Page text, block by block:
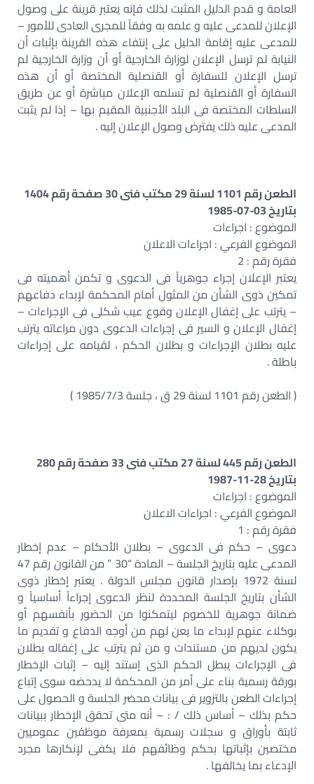
العامة و قدم الدليل المثبت لذلك فإنه يعتبر قرينة على وصول
الإعلان للمدعى عليه و علمه به وفقاً للمجرى العادى للأمور –
للمدعى عليه إقامة الدليل على إنتفاء هذه القرينة بإثبات أن
النيابة لم ترسل الإعلان لوزارة الخارجية أو أن وزارة الخارجية لم
ترسل الإعلان للسفارة أو القنصلية المختصة أو أن هذه
السفارة أو القنصلية لم تسلمه الإعلان مباشرة أو عن طريق
السلطات المختصة فى البلد الأجنبية المقيم بها – إذا لم يثبت
المدعى عليه ذلك يفترض وصول الإعلان إليه .
الطعن رقم 1101 لسنة 29 مكتب فنى 30 صفحة رقم 1404
بتاريخ 03-07-1985
الموضوع : اجراءات
الموضوع الفرعي : اجراءات الاعلان
فقرة رقم : 2
يعتبر الإعلان إجراء جوهرياً فى الدعوى و تكمن أهميته فى
تمكين ذوى الشأن من المثول أمام المحكمة لإبداء دفاعهم
– يترتب على إغفال الإعلان وقوع عيب شكلى فى الإجراءات –
إغفال الإعلان و السير فى إجراءات الدعوى دون مراعاته يترتب
عليه بطلان الإجراءات و بطلان الحكم ، لقيامه على إجراءات
باطلة .
( الطعن رقم 1101 لسنة 29 ق ، جلسة 1985/7/3 )
الطعن رقم 445 لسنة 27 مكتب فنى 33 صفحة رقم 280
بتاريخ 28-11-1987
الموضوع : اجراءات
الموضوع الفرعي : اجراءات الاعلان
فقرة رقم : 1
دعوى – حكم فى الدعوى – بطلان الأحكام – عدم إخطار
المدعى عليه بتاريخ الجلسة – المادة “30 ” من القانون رقم 47
لسنة 1972 بإصدار قانون مجلس الدولة . يعتبر إخطار ذوى
الشأن بتاريخ الجلسة المحددة لنظر الدعوى إجراءاً أساسياً و
ضمانة جوهرية للخصوم ليتمكنوا من الحضور بأنفسهم أو
بوكلاء عنهم لإبداء ما يعن لهم من أوجه الدفاع و تقديم ما
يكون لديهم من مستندات و من ثم يترتب على إغفاله بطلان
فى الإجراءات يبطل الحكم الذى إستند إليه – إثبات الإخطار
بورقة رسمية بناء على أمر من المحكمة لا يدحضه سوى إتباع
إجراءات الطعن بالتزوير فى بيانات محضر الجلسة و الحصول على
حكم بذلك – أساس ذلك / : – أنه متى تحقق الإخطار ببيانات
ثابتة بأوراق و سجلات رسمية بمعرفة موظفين عموميين
مختصين بإثباتها بحكم وظائفهم فلا يكفى لإنكارها مجرد
الإدعاء بما يخالفها .